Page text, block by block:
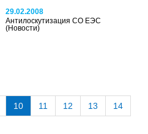
29.02.2008
Антилоскутизация СО ЕЭС
(Новости)
10 11 12 13 14